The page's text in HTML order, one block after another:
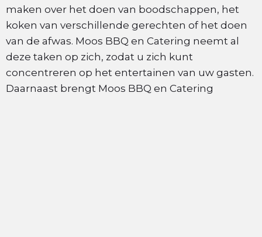
maken over het doen van boodschappen, het
koken van verschillende gerechten of het doen
van de afwas. Moos BBQ en Catering neemt al
deze taken op zich, zodat u zich kunt
concentreren op het entertainen van uw gasten.
Daarnaast brengt Moos BBQ en Catering